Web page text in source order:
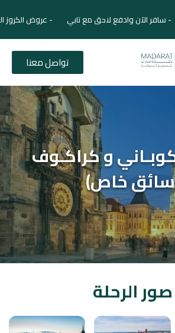
الآن وادفع لاحق مع تابي - عروض الكروز
تواصل معنا
و كراكـوف
خاص)
صور الرحلة